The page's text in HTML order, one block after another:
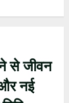
से जीवन
नई